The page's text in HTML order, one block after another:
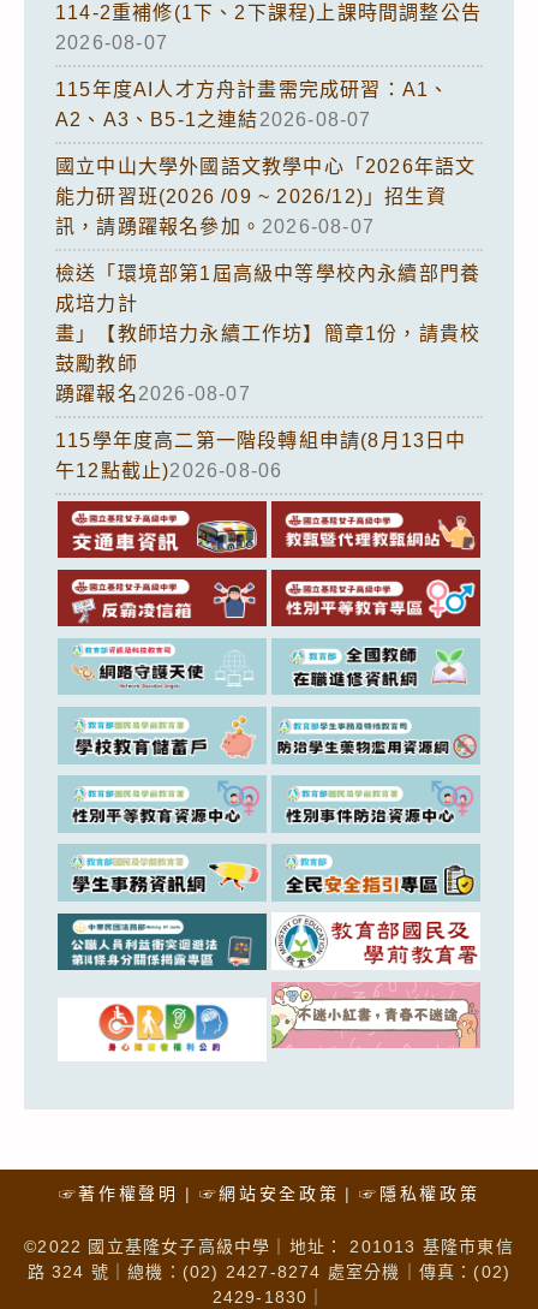
114-2重補修(1下、2下課程)上課時間調整公告
2026-08-07
115年度AI人才方舟計畫需完成研習：A1、
A2、A3、B5-1之連結2026-08-07
國立中山大學外國語文教學中心「2026年語文
能力研習班(2026 /09 ~ 2026/12)」招生資
訊，請踴躍報名參加。 2026-08-07
檢送「環境部第1屆高級中等學校內永續部門養
成培力計
畫」【教師培力永續工作坊】簡章1份，請貴校
鼓勵教師
踴躍報名2026-08-07
115學年度高二第一階段轉組申請(8月13日中
午12點截止)2026-08-06
☞著作權聲明 ☞網站安全政策 ☞隱私權政策
©2022 國立基隆女子高級中學｜地址： 201013 基隆市東信
路 324 號｜總機：(02) 2427-8274 處室分機｜傳真：(02)
2429-1830｜